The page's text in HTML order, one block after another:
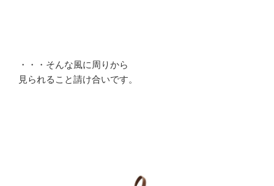
・・・そんな風に周りから
見られること請け合いです。